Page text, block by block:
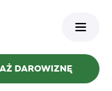
DAROWIZNĘ